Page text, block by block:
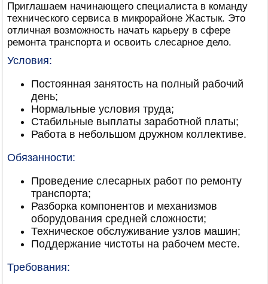
Приглашаем начинающего специалиста в команду
технического сервиса в микрорайоне Жастык. Это
отличная возможность начать карьеру в сфере
ремонта транспорта и освоить слесарное дело.
Условия:
Постоянная занятость на полный рабочий
день;
Нормальные условия труда;
Стабильные выплаты заработной платы;
Работа в небольшом дружном коллективе.
Обязанности:
Проведение слесарных работ по ремонту
транспорта;
Разборка компонентов и механизмов
оборудования средней сложности;
Техническое обслуживание узлов машин;
Поддержание чистоты на рабочем месте.
Требования: